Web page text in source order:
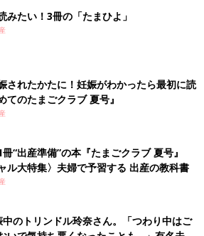
みたい！3冊の「たまひよ」
されたかたに！妊娠がわかったら最初に読
てのたまごクラブ 夏号』
“出産準備”の本『たまごクラブ 夏号』
ル大特集〉夫婦で予習する 出産の教科書
のトリンドル玲奈さん。「つわり中はご